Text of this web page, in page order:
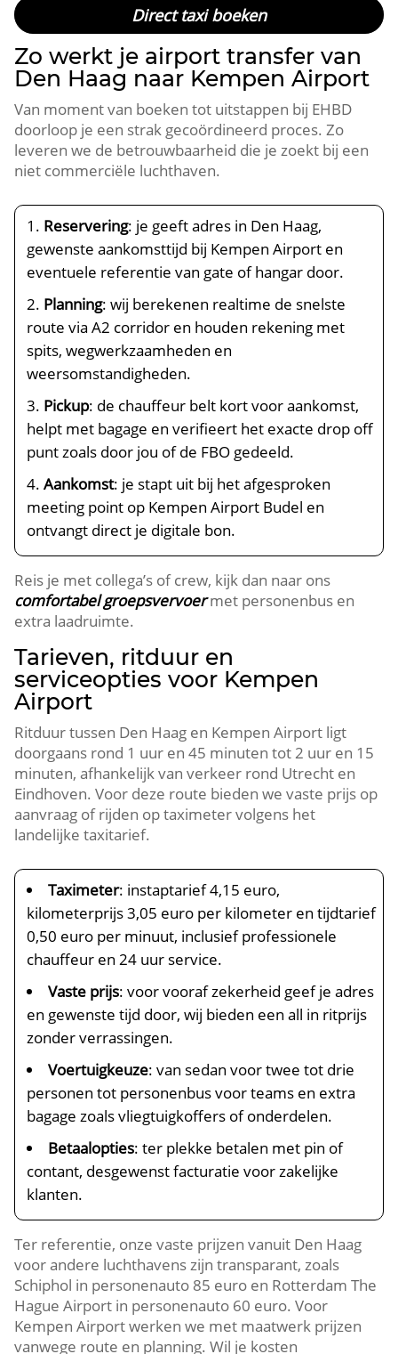
Direct taxi boeken
Zo werkt je airport transfer van
Den Haag naar Kempen Airport
Van moment van boeken tot uitstappen bij EHBD
doorloop je een strak gecoördineerd proces. Zo
leveren we de betrouwbaarheid die je zoekt bij een
niet commerciële luchthaven.
Reservering: je geeft adres in Den Haag,
gewenste aankomsttijd bij Kempen Airport en
eventuele referentie van gate of hangar door.
Planning: wij berekenen realtime de snelste
route via A2 corridor en houden rekening met
spits, wegwerkzaamheden en
weersomstandigheden.
Pickup: de chauffeur belt kort voor aankomst,
helpt met bagage en verifieert het exacte drop off
punt zoals door jou of de FBO gedeeld.
Aankomst: je stapt uit bij het afgesproken
meeting point op Kempen Airport Budel en
ontvangt direct je digitale bon.
Reis je met collega’s of crew, kijk dan naar ons
comfortabel groepsvervoermet personenbus en
extra laadruimte.
Tarieven, ritduur en
serviceopties voor Kempen
Airport
Ritduur tussen Den Haag en Kempen Airport ligt
doorgaans rond 1 uur en 45 minuten tot 2 uur en 15
minuten, afhankelijk van verkeer rond Utrecht en
Eindhoven. Voor deze route bieden we vaste prijs op
aanvraag of rijden op taximeter volgens het
landelijke taxitarief.
Taximeter: instaptarief 4,15 euro,
kilometerprijs 3,05 euro per kilometer en tijdtarief
0,50 euro per minuut, inclusief professionele
chauffeur en 24 uur service.
Vaste prijs: voor vooraf zekerheid geef je adres
en gewenste tijd door, wij bieden een all in ritprijs
zonder verrassingen.
Voertuigkeuze: van sedan voor twee tot drie
personen tot personenbus voor teams en extra
bagage zoals vliegtuigkoffers of onderdelen.
Betaalopties: ter plekke betalen met pin of
contant, desgewenst facturatie voor zakelijke
klanten.
Ter referentie, onze vaste prijzen vanuit Den Haag
voor andere luchthavens zijn transparant, zoals
Schiphol in personenauto 85 euro en Rotterdam The
Hague Airport in personenauto 60 euro. Voor
Kempen Airport werken we met maatwerk prijzen
vanwege route en planning. Wil je kosten